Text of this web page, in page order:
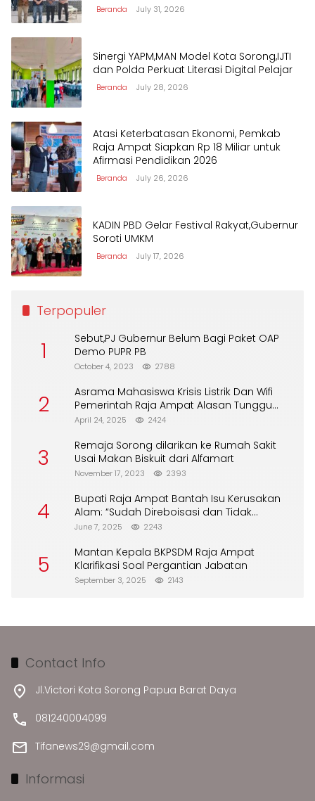
Beranda July 31, 2026
Sinergi YAPM,MAN Model Kota Sorong,IJTI
dan Polda Perkuat Literasi Digital Pelajar
Beranda July 28, 2026
Atasi Keterbatasan Ekonomi, Pemkab
Raja Ampat Siapkan Rp 18 Miliar untuk
Afirmasi Pendidikan 2026
Beranda July 26, 2026
KADIN PBD Gelar Festival Rakyat,Gubernur
Soroti UMKM
Beranda July 17, 2026
Terpopuler
1
Sebut,PJ Gubernur Belum Bagi Paket OAP
Demo PUPR PB
October 4, 2023 2788
2
Asrama Mahasiswa Krisis Listrik Dan Wifi
Pemerintah Raja Ampat Alasan Tunggu
DPA
April 24, 2025 2424
3
Remaja Sorong dilarikan ke Rumah Sakit
Usai Makan Biskuit dari Alfamart
November 17, 2023 2393
4
Bupati Raja Ampat Bantah Isu Kerusakan
Alam: “Sudah Direboisasi dan Tidak
Merusak Lingkungan”
June 7, 2025 2243
5
Mantan Kepala BKPSDM Raja Ampat
Klarifikasi Soal Pergantian Jabatan
September 3, 2025 2143
Contact Info
Jl.Victori Kota Sorong Papua Barat Daya
081240004099
Tifanews29@gmail.com
Informasi